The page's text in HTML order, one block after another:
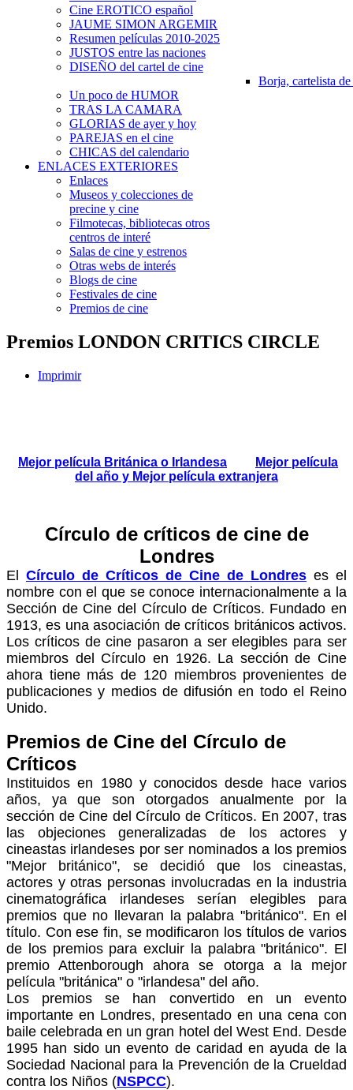
Cine EROTICO español
JAUME SIMON ARGEMIR
Resumen películas 2010-2025
JUSTOS entre las naciones
DISEÑO del cartel de cine
Borja, cartelista
Un poco de HUMOR
TRAS LA CAMARA
GLORIAS de ayer y hoy
PAREJAS en el cine
CHICAS del calendario
ENLACES EXTERIORES
Enlaces
Museos y colecciones de
precine y cine
Filmotecas, bibliotecas otros
centros de interé
Salas de cine y estrenos
Otras webs de interés
Blogs de cine
Festivales de cine
Premios de cine
Premios LONDON CRITICS CIRCLE
Imprimir
Mejor película Británica o Irlandesa
Mejor película
del año y Mejor película extranjera
Círculo de críticos de cine de
Londres
El Círculo de Críticos de Cine de Londres es el
nombre con el que se conoce internacionalmente a la
Sección de Cine del Círculo de Críticos. Fundado en
1913, es una asociación de críticos británicos activos.
Los críticos de cine pasaron a ser elegibles para ser
miembros del Círculo en 1926. La sección de Cine
ahora tiene más de 120 miembros provenientes de
publicaciones y medios de difusión en todo el Reino
Unido.
Premios de Cine del Círculo de
Críticos
Instituidos en 1980 y conocidos desde hace varios
años, ya que son otorgados anualmente por la
sección de Cine del Círculo de Críticos. En 2007, tras
las objeciones generalizadas de los actores y
cineastas irlandeses por ser nominados a los premios
"Mejor británico", se decidió que los cineastas,
actores y otras personas involucradas en la industria
cinematográfica irlandeses serían elegibles para
premios que no llevaran la palabra "británico". En el
título. Con ese fin, se modificaron los títulos de varios
de los premios para excluir la palabra "británico". El
premio Attenborough ahora se otorga a la mejor
película "británica" o "irlandesa" del año.
Los premios se han convertido en un evento
importante en Londres, presentado en una cena con
baile celebrada en un gran hotel del West End. Desde
1995 han sido un evento de caridad en ayuda de la
Sociedad Nacional para la Prevención de la Crueldad
contra los Niños (NSPCC).